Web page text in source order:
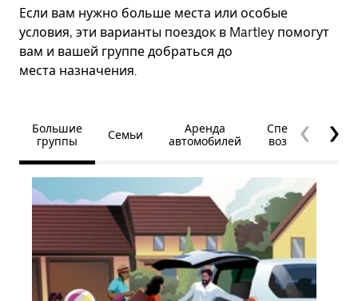
Если вам нужно больше места или особые
условия, эти варианты поездок в Martley помогут
вам и вашей группе добраться до
места назначения.
Большие
группы
Семьи
Аренда
автомобилей
Специальные
возможности